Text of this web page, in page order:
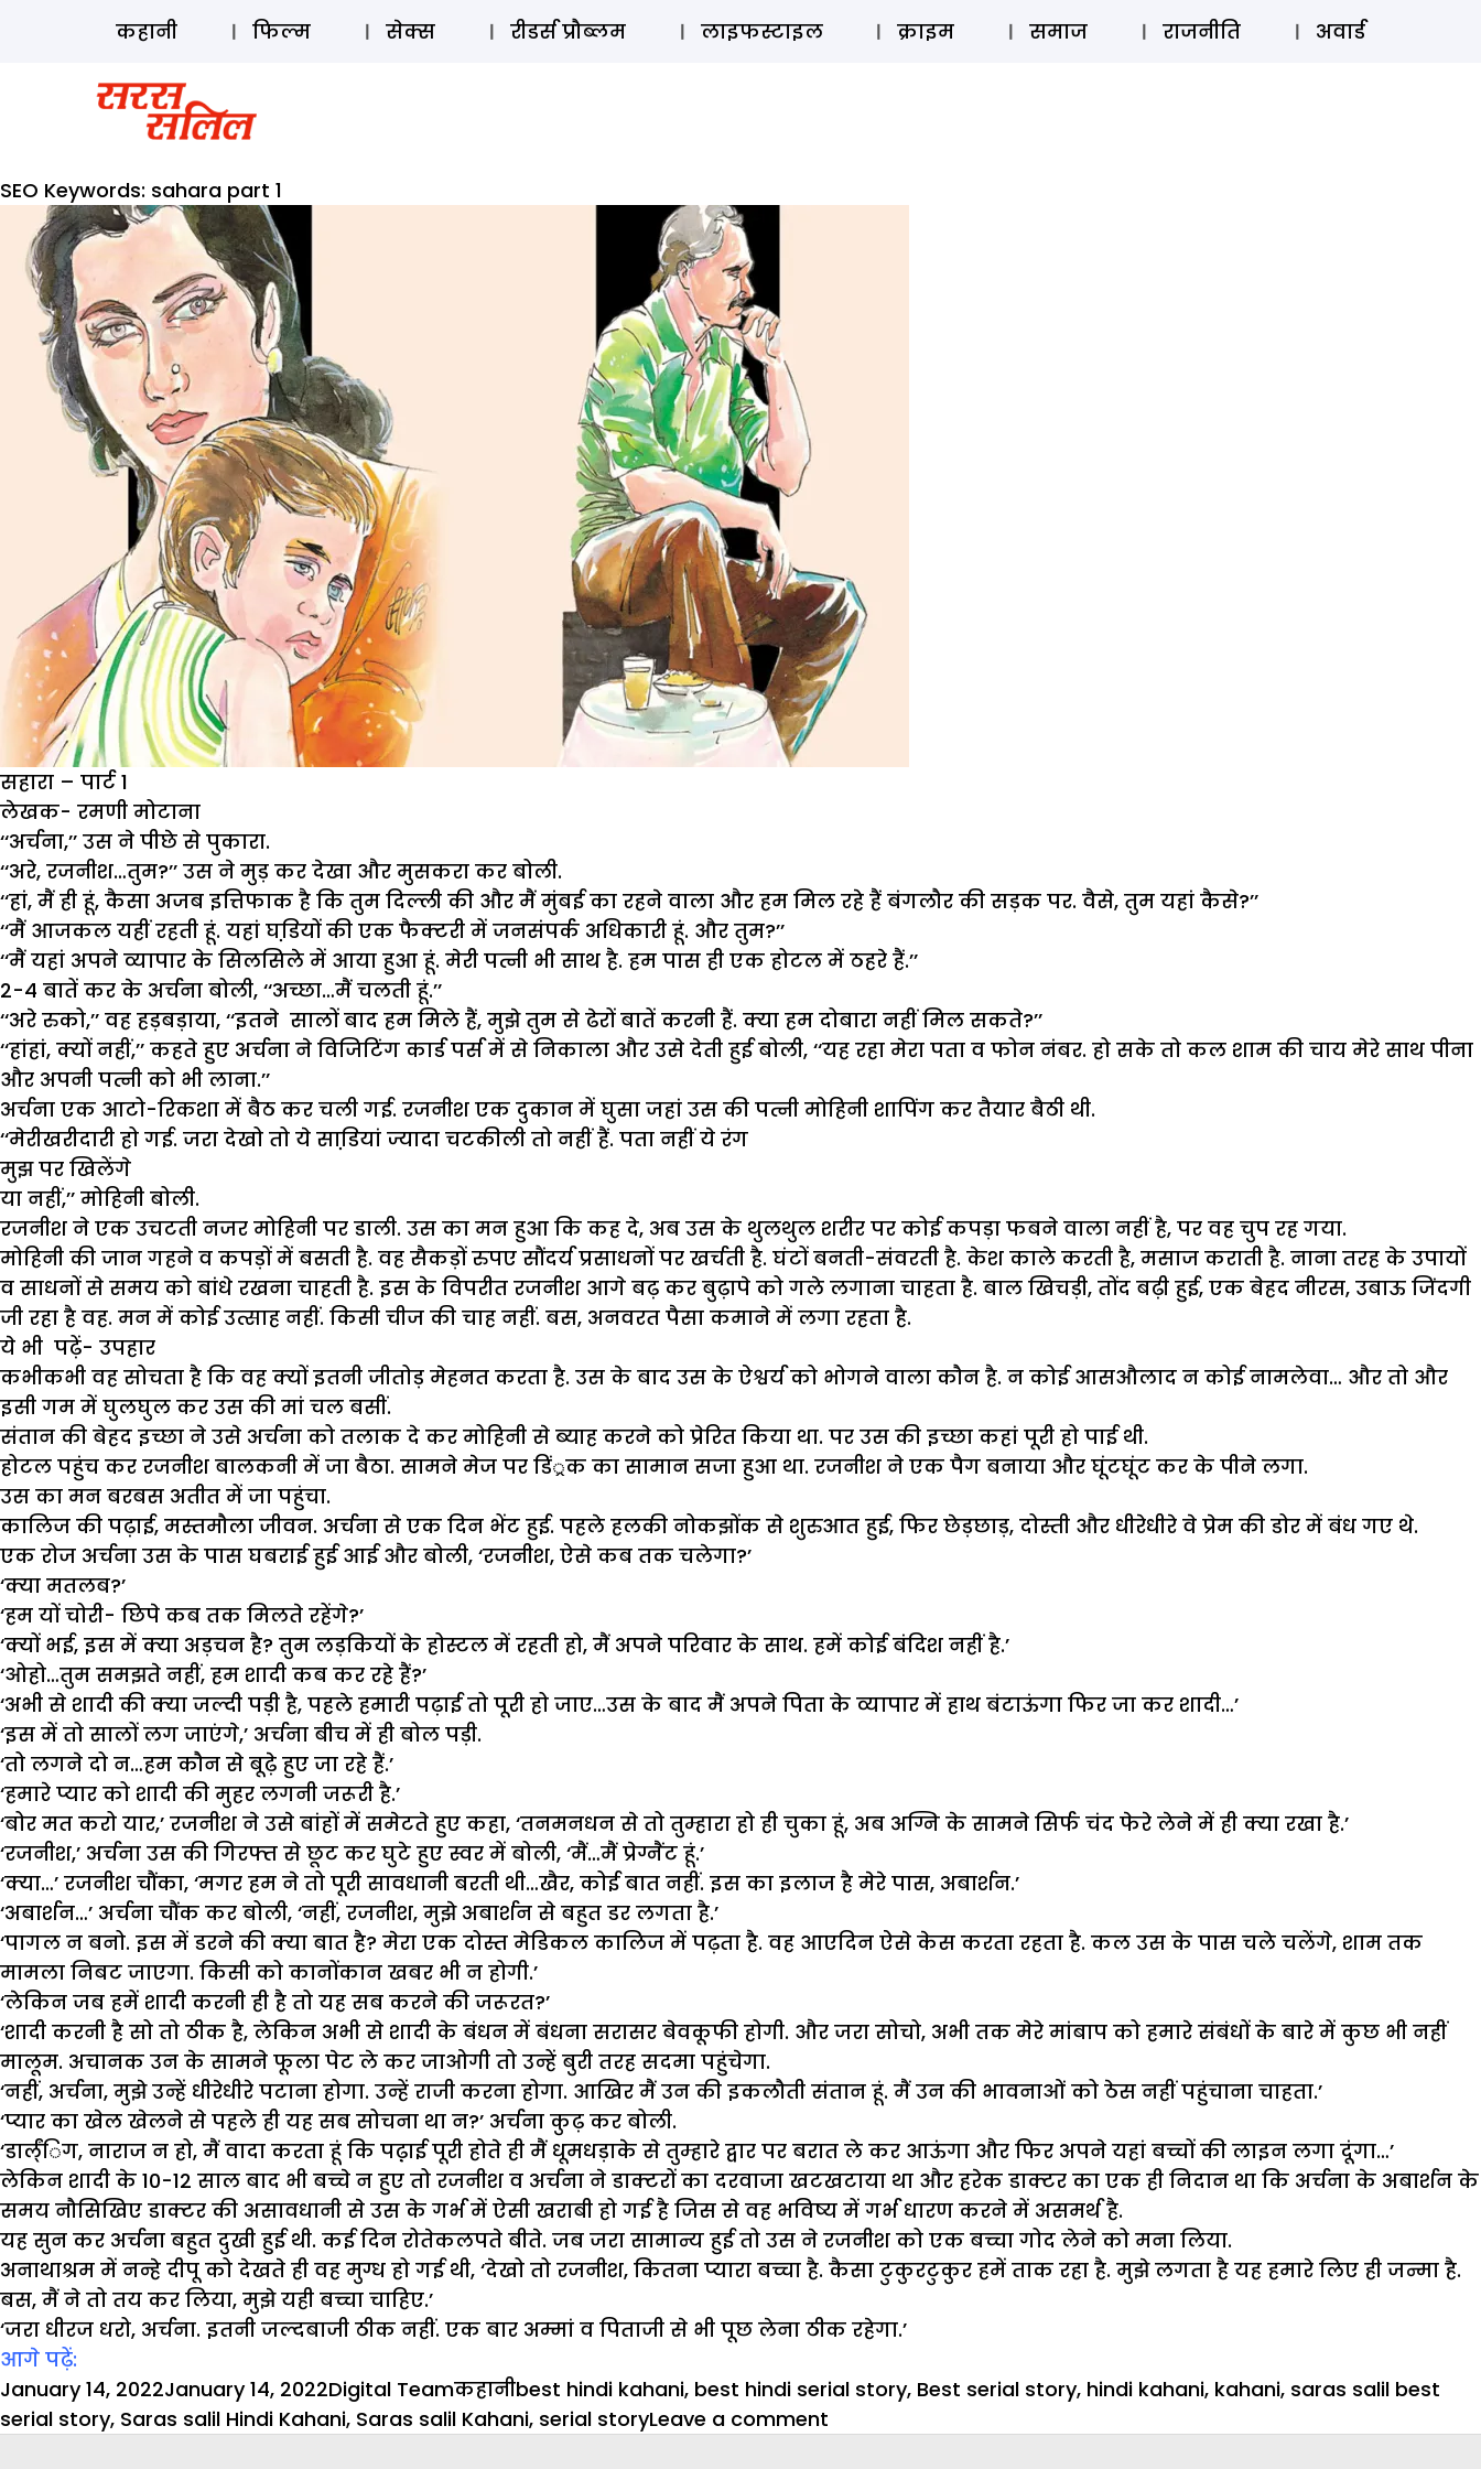
ऑडियो स्टोरी लॉग इन ⚲ SUBSCRIBE
कहानी फिल्म सेक्स रीडर्स प्रौब्लम लाइफस्टाइल क्राइम समाज राजनीति अवार्ड
SEO Keywords: sahara part 1
सहारा – पार्ट 1
लेखक- रमणी मोटाना
‘‘अर्चना,’’ उस ने पीछे से पुकारा.
‘‘अरे, रजनीश…तुम?’’ उस ने मुड़ कर देखा और मुसकरा कर बोली.
‘‘हां, मैं ही हूं, कैसा अजब इत्तिफाक है कि तुम दिल्ली की और मैं मुंबई का रहने वाला और हम मिल रहे हैं बंगलौर की सड़क पर. वैसे, तुम यहां कैसे?’’
‘‘मैं आजकल यहीं रहती हूं. यहां घडि़यों की एक फैक्टरी में जनसंपर्क अधिकारी हूं. और तुम?’’
‘‘मैं यहां अपने व्यापार के सिलसिले में आया हुआ हूं. मेरी पत्नी भी साथ है. हम पास ही एक होटल में ठहरे हैं.’’
2-4 बातें कर के अर्चना बोली, ‘‘अच्छा…मैं चलती हूं.’’
‘‘अरे रुको,’’ वह हड़बड़ाया, ‘‘इतने सालों बाद हम मिले हैं, मुझे तुम से ढेरों बातें करनी हैं. क्या हम दोबारा नहीं मिल सकते?’’
‘‘हांहां, क्यों नहीं,’’ कहते हुए अर्चना ने विजिटिंग कार्ड पर्स में से निकाला और उसे देती हुई बोली, ‘‘यह रहा मेरा पता व फोन नंबर. हो सके तो कल शाम की चाय मेरे साथ पीना
और अपनी पत्नी को भी लाना.’’
अर्चना एक आटो-रिकशा में बैठ कर चली गई. रजनीश एक दुकान में घुसा जहां उस की पत्नी मोहिनी शापिंग कर तैयार बैठी थी.
‘‘मेरीखरीदारी हो गई. जरा देखो तो ये साडि़यां ज्यादा चटकीली तो नहीं हैं. पता नहीं ये रंग
मुझ पर खिलेंगे
या नहीं,’’ मोहिनी बोली.
रजनीश ने एक उचटती नजर मोहिनी पर डाली. उस का मन हुआ कि कह दे, अब उस के थुलथुल शरीर पर कोई कपड़ा फबने वाला नहीं है, पर वह चुप रह गया.
मोहिनी की जान गहने व कपड़ों में बसती है. वह सैकड़ों रुपए सौंदर्य प्रसाधनों पर खर्चती है. घंटों बनती-संवरती है. केश काले करती है, मसाज कराती है. नाना तरह के उपायों
व साधनों से समय को बांधे रखना चाहती है. इस के विपरीत रजनीश आगे बढ़ कर बुढ़ापे को गले लगाना चाहता है. बाल खिचड़ी, तोंद बढ़ी हुई, एक बेहद नीरस, उबाऊ जिंदगी
जी रहा है वह. मन में कोई उत्साह नहीं. किसी चीज की चाह नहीं. बस, अनवरत पैसा कमाने में लगा रहता है.
ये भी पढ़ें- उपहार
कभीकभी वह सोचता है कि वह क्यों इतनी जीतोड़ मेहनत करता है. उस के बाद उस के ऐश्वर्य को भोगने वाला कौन है. न कोई आसऔलाद न कोई नामलेवा… और तो और
इसी गम में घुलघुल कर उस की मां चल बसीं.
संतान की बेहद इच्छा ने उसे अर्चना को तलाक दे कर मोहिनी से ब्याह करने को प्रेरित किया था. पर उस की इच्छा कहां पूरी हो पाई थी.
होटल पहुंच कर रजनीश बालकनी में जा बैठा. सामने मेज पर डिं्रक का सामान सजा हुआ था. रजनीश ने एक पैग बनाया और घूंटघूंट कर के पीने लगा.
उस का मन बरबस अतीत में जा पहुंचा.
कालिज की पढ़ाई, मस्तमौला जीवन. अर्चना से एक दिन भेंट हुई. पहले हलकी नोकझोंक से शुरुआत हुई, फिर छेड़छाड़, दोस्ती और धीरेधीरे वे प्रेम की डोर में बंध गए थे.
एक रोज अर्चना उस के पास घबराई हुई आई और बोली, ‘रजनीश, ऐसे कब तक चलेगा?’
‘क्या मतलब?’
‘हम यों चोरी- छिपे कब तक मिलते रहेंगे?’
‘क्यों भई, इस में क्या अड़चन है? तुम लड़कियों के होस्टल में रहती हो, मैं अपने परिवार के साथ. हमें कोई बंदिश नहीं है.’
‘ओहो…तुम समझते नहीं, हम शादी कब कर रहे हैं?’
‘अभी से शादी की क्या जल्दी पड़ी है, पहले हमारी पढ़ाई तो पूरी हो जाए…उस के बाद मैं अपने पिता के व्यापार में हाथ बंटाऊंगा फिर जा कर शादी…’
‘इस में तो सालों लग जाएंगे,’ अर्चना बीच में ही बोल पड़ी.
‘तो लगने दो न…हम कौन से बूढ़े हुए जा रहे हैं.’
‘हमारे प्यार को शादी की मुहर लगनी जरूरी है.’
‘बोर मत करो यार,’ रजनीश ने उसे बांहों में समेटते हुए कहा, ‘तनमनधन से तो तुम्हारा हो ही चुका हूं, अब अग्नि के सामने सिर्फ चंद फेरे लेने में ही क्या रखा है.’
‘रजनीश,’ अर्चना उस की गिरफ्त से छूट कर घुटे हुए स्वर में बोली, ‘मैं…मैं प्रेग्नैंट हूं.’
‘क्या…’ रजनीश चौंका, ‘मगर हम ने तो पूरी सावधानी बरती थी…खैर, कोई बात नहीं. इस का इलाज है मेरे पास, अबार्शन.’
‘अबार्शन…’ अर्चना चौंक कर बोली, ‘नहीं, रजनीश, मुझे अबार्शन से बहुत डर लगता है.’
‘पागल न बनो. इस में डरने की क्या बात है? मेरा एक दोस्त मेडिकल कालिज में पढ़ता है. वह आएदिन ऐसे केस करता रहता है. कल उस के पास चले चलेंगे, शाम तक
मामला निबट जाएगा. किसी को कानोंकान खबर भी न होगी.’
‘लेकिन जब हमें शादी करनी ही है तो यह सब करने की जरूरत?’
‘शादी करनी है सो तो ठीक है, लेकिन अभी से शादी के बंधन में बंधना सरासर बेवकूफी होगी. और जरा सोचो, अभी तक मेरे मांबाप को हमारे संबंधों के बारे में कुछ भी नहीं
मालूम. अचानक उन के सामने फूला पेट ले कर जाओगी तो उन्हें बुरी तरह सदमा पहुंचेगा.
‘नहीं, अर्चना, मुझे उन्हें धीरेधीरे पटाना होगा. उन्हें राजी करना होगा. आखिर मैं उन की इकलौती संतान हूं. मैं उन की भावनाओं को ठेस नहीं पहुंचाना चाहता.’
‘प्यार का खेल खेलने से पहले ही यह सब सोचना था न?’ अर्चना कुढ़ कर बोली.
‘डार्ल्ंिग, नाराज न हो, मैं वादा करता हूं कि पढ़़ाई पूरी होते ही मैं धूमधड़ाके से तुम्हारे द्वार पर बरात ले कर आऊंगा और फिर अपने यहां बच्चों की लाइन लगा दूंगा…’
लेकिन शादी के 10-12 साल बाद भी बच्चे न हुए तो रजनीश व अर्चना ने डाक्टरों का दरवाजा खटखटाया था और हरेक डाक्टर का एक ही निदान था कि अर्चना के अबार्शन के
समय नौसिखिए डाक्टर की असावधानी से उस के गर्भ में ऐसी खराबी हो गई है जिस से वह भविष्य में गर्भ धारण करने में असमर्थ है.
यह सुन कर अर्चना बहुत दुखी हुई थी. कई दिन रोतेकलपते बीते. जब जरा सामान्य हुई तो उस ने रजनीश को एक बच्चा गोद लेने को मना लिया.
अनाथाश्रम में नन्हे दीपू को देखते ही वह मुग्ध हो गई थी, ‘देखो तो रजनीश, कितना प्यारा बच्चा है. कैसा टुकुरटुकुर हमें ताक रहा है. मुझे लगता है यह हमारे लिए ही जन्मा है.
बस, मैं ने तो तय कर लिया, मुझे यही बच्चा चाहिए.’
‘जरा धीरज धरो, अर्चना. इतनी जल्दबाजी ठीक नहीं. एक बार अम्मां व पिताजी से भी पूछ लेना ठीक रहेगा.’
आगे पढ़ें:
Posted
on
January 14, 2022January 14, 2022Author
Digital TeamCategories
कहानीTags
best hindi kahani, best hindi serial story, Best serial story, hindi kahani, kahani, saras salil best
serial story, Saras salil Hindi Kahani, Saras salil Kahani, serial storyLeave a comment